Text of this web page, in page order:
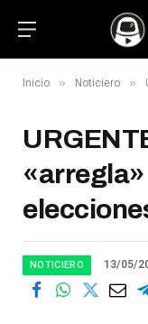
Inicio » Noticiero »
NOTICIERO 13/05/